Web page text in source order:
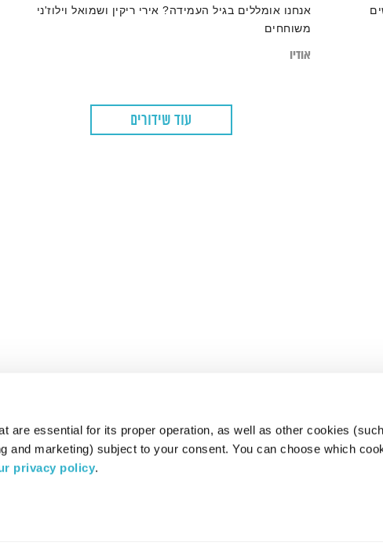
are essential for its proper operation, as well as other cookies
and marketing) subject to your consent. You can choose which
privacy policy.
אנחנו אומללים בגיל העמידה? אירי ריקין ושמואל וילוז'ני
משוחחים
אודיו
עוד שידורים